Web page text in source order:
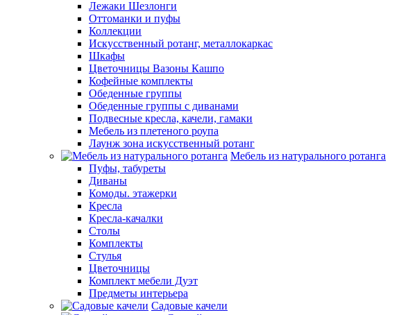
Лежаки Шезлонги
Оттоманки и пуфы
Коллекции
Искусственный ротанг, металлокаркас
Шкафы
Цветочницы Вазоны Кашпо
Кофейные комплекты
Обеденные группы
Обеденные группы с диванами
Подвесные кресла, качели, гамаки
Мебель из плетеного роупа
Лаунж зона искусственный ротанг
Мебель из натурального ротанга
Пуфы, табуреты
Диваны
Комоды. этажерки
Кресла
Кресла-качалки
Столы
Комплекты
Стулья
Цветочницы
Комплект мебели Дуэт
Предметы интерьера
Садовые качели